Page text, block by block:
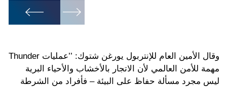
1
وقال الأمين العام للإنتربول يورغن شتوك: ’’عمليات Thunder
مهمة للأمن العالمي لأن الاتجار بالأخشاب والأحياء البرية
ليس مجرد مسألة حفاظ على البيئة – فأفراد من الشرطة